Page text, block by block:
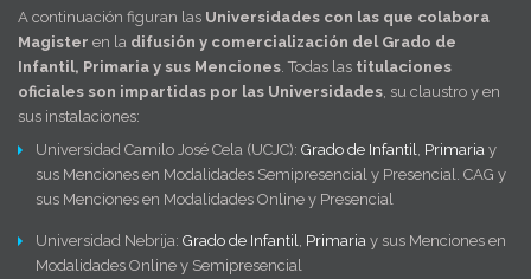
A continuación figuran las Universidades con las que colabora
Magister en la difusión y comercialización del Grado de
Infantil, Primaria y sus Menciones. Todas las titulaciones
oficiales son impartidas por las Universidades, su claustro y en
sus instalaciones:
Universidad Camilo José Cela (UCJC): Grado de Infantil, Primaria y
sus Menciones en Modalidades Semipresencial y Presencial. CAG y
sus Menciones en Modalidades Online y Presencial
Universidad Nebrija: Grado de Infantil, Primaria y sus Menciones en
Modalidades Online y Semipresencial